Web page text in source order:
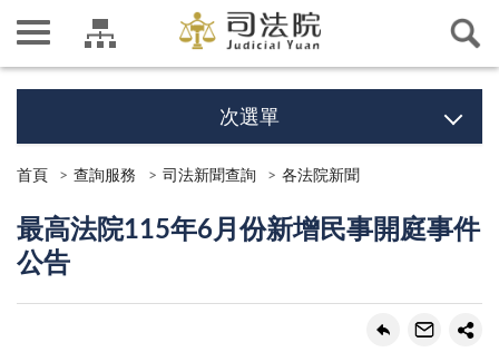
次選單
首頁 查詢服務 司法新聞查詢 各法院新聞
最高法院115年6月份新增民事開庭事件
公告